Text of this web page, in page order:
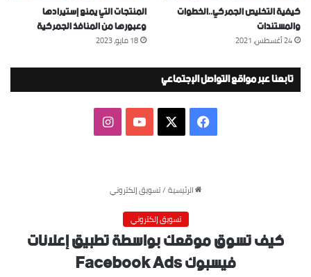
كيفية التخليص الجمركي..الخطوات
والمستندات
24 أغسطس، 2021
المنتجات التي يمنع إستيرادها
وعبورها من المنافذ الجمركية
18 مايو، 2023
تابعنا عبر مواقع التواصل الإجتماعي
فيسبوك ‫YouTubeانستقرام